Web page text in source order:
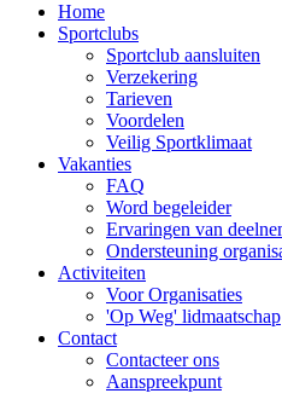
Home
Sportclubs
Sportclub aansluiten
Verzekering
Tarieven
Voordelen
Veilig Sportklimaat
Vakanties
FAQ
Word begeleider
Ervaringen van
Ondersteuning
Activiteiten
Voor Organisaties
'Op Weg' lidmaatschap
Contact
Contacteer ons
Aanspreekpunt